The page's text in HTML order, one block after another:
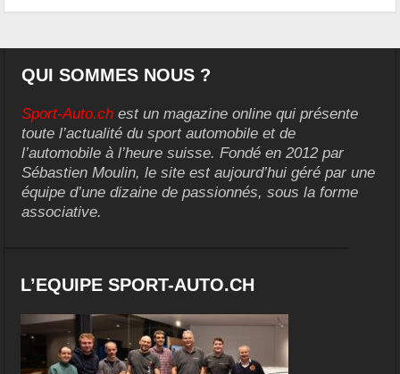
QUI SOMMES NOUS ?
Sport-Auto.ch est un magazine online qui présente
toute l’actualité du sport automobile et de
l’automobile à l’heure suisse. Fondé en 2012 par
Sébastien Moulin, le site est aujourd’hui géré par une
équipe d’une dizaine de passionnés, sous la forme
associative.
L’EQUIPE SPORT-AUTO.CH